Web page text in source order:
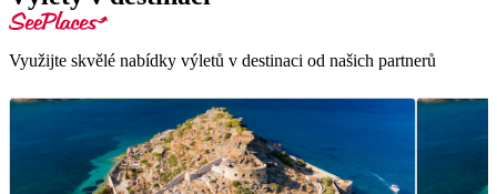
Využijte skvělé nabídky výletů v destinaci od našich partnerů